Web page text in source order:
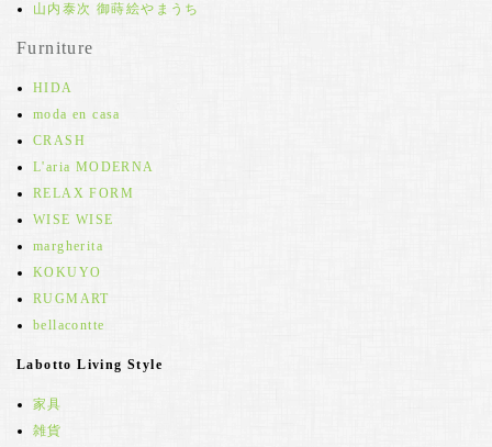
山内泰次 御蒔絵やまうち
Furniture
HIDA
moda en casa
CRASH
L'aria MODERNA
RELAX FORM
WISE WISE
margherita
KOKUYO
RUGMART
bellacontte
Labotto Living Style
家具
雑貨